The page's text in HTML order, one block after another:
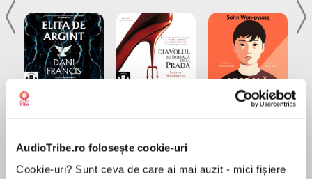
AudioTribe.ro folosește cookie-uri
Cookie-uri? Sunt ceva de care ai mai auzit - mici fișiere
Elita de Argint (Elita
Migdală